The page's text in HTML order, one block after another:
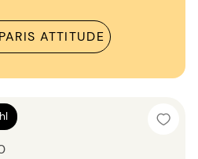
ATTITUDE